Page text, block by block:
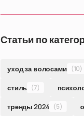
Статьи по
уход за волосами (10)
стиль (7)
тренды 2024 (5)